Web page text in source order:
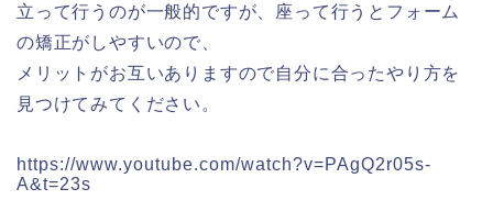
立って行うのが一般的ですが、座って行うとフォーム
の矯正がしやすいので、
メリットがお互いありますので自分に合ったやり方を
見つけてみてください。
https://www.youtube.com/watch?v=PAgQ2r05s-
A&t=23s